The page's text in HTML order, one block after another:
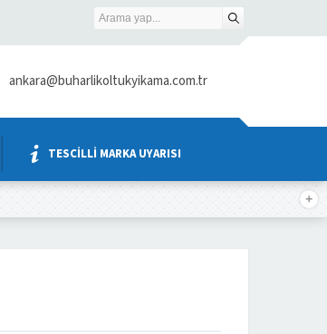
ankara@buharlikoltukyikama.com.tr
TESCİLLİ MARKA UYARISI